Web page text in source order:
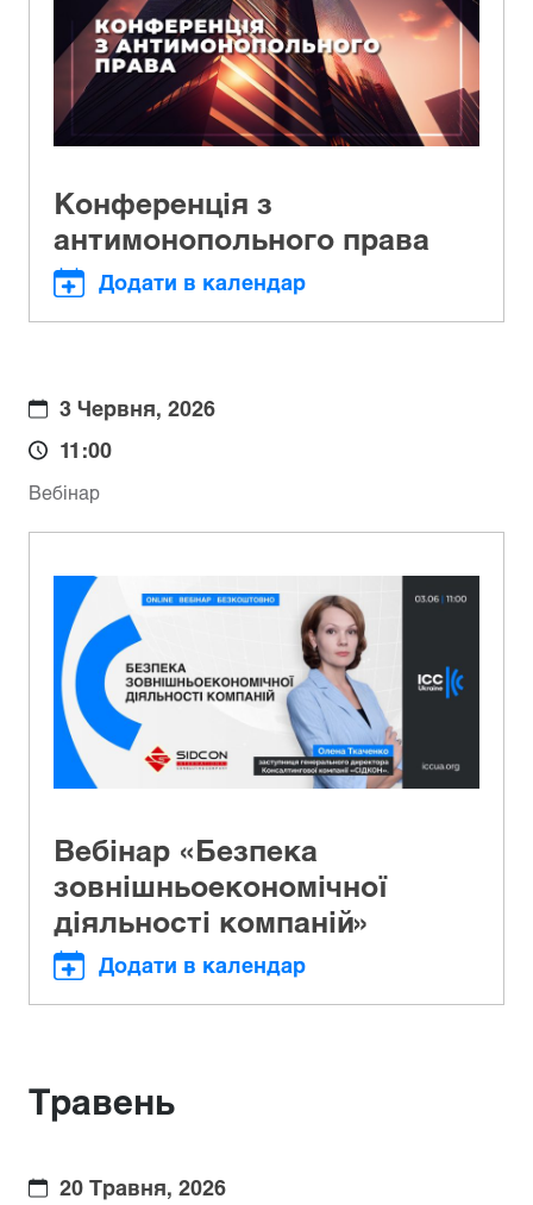
Конференція з
антимонопольного права
Додати в календар
3 Червня, 2026
11:00
Вебінар
Вебінар «Безпека
зовнішньоекономічної
діяльності компаній»
Додати в календар
Травень
20 Травня, 2026